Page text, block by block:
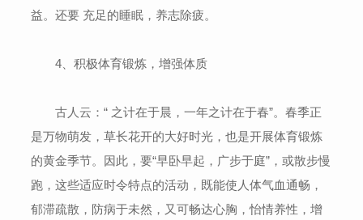
益。还要 充足的睡眠，养志除疲。
4、积极体育锻炼，增强体质
古人云：“ 之计在于晨，一年之计在于春”。春季正
是万物萌发，草长花开的大好时光，也是开展体育锻炼
的黄金季节。因此，要“早卧早起，广步于庭”，或散步慢
跑，这些适应时令特点的活动，既能使人体气血通畅，
郁滞疏散，防病于未然，又可畅达心胸，怡情养性，增